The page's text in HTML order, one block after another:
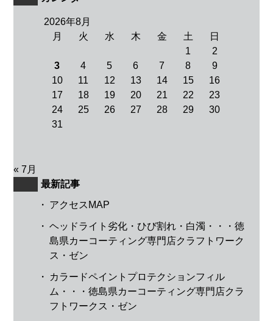
2026年8月
月
火 水 木 金 土
日
1
2
3
4 5 6 7 8
9
10
11 12 13 14 15
16
17
18 19 20 21 22
23
24
25 26 27 28 29
30
31
« 7月
最新記事
・ アクセスMAP
・ ヘッドライト劣化・ひび割れ・白濁・・・徳
島県カーコーティング専門店クラフトワーク
ス・ゼン
・
カラードペイントプロテクションフィル
ム・・・徳島県カーコーティング専門店クラ
フトワークス・ゼン